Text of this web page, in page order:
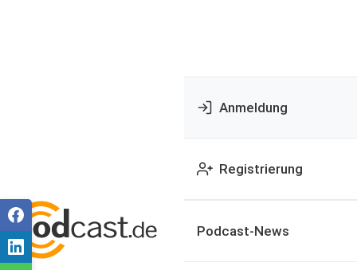
Anmeldung
Registrierung
Podcast-News